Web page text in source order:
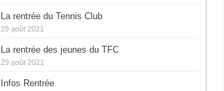
La rentrée du Tennis Club
29 août 2021
La rentrée des jeunes du TFC
29 août 2021
Infos Rentrée